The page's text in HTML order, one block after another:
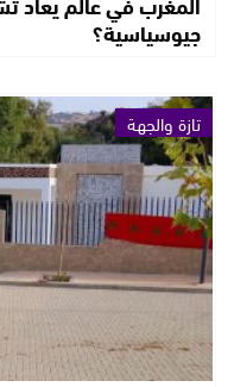
جيوسياسية؟
تازة والجهة